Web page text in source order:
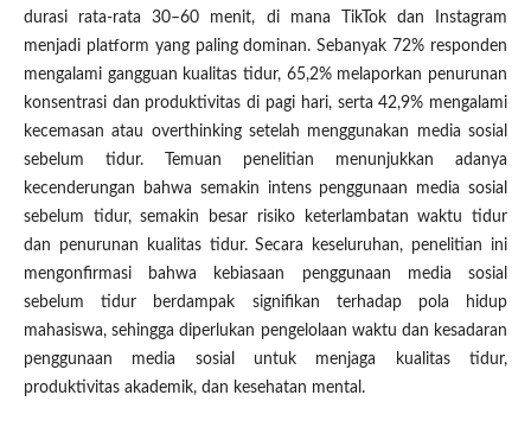
durasi rata-rata 30–60 menit, di mana TikTok dan Instagram
menjadi platform yang paling dominan. Sebanyak 72% responden
mengalami gangguan kualitas tidur, 65,2% melaporkan penurunan
konsentrasi dan produktivitas di pagi hari, serta 42,9% mengalami
kecemasan atau overthinking setelah menggunakan media sosial
sebelum tidur. Temuan penelitian menunjukkan adanya
kecenderungan bahwa semakin intens penggunaan media sosial
sebelum tidur, semakin besar risiko keterlambatan waktu tidur
dan penurunan kualitas tidur. Secara keseluruhan, penelitian ini
mengonfirmasi bahwa kebiasaan penggunaan media sosial
sebelum tidur berdampak signifikan terhadap pola hidup
mahasiswa, sehingga diperlukan pengelolaan waktu dan kesadaran
penggunaan media sosial untuk menjaga kualitas tidur,
produktivitas akademik, dan kesehatan mental.